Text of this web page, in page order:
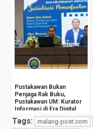
Pustakawan Bukan
Penjaga Rak Buku,
Pustakawan UM: Kurator
Informasi di Era Digital
Tags: malang-post.com